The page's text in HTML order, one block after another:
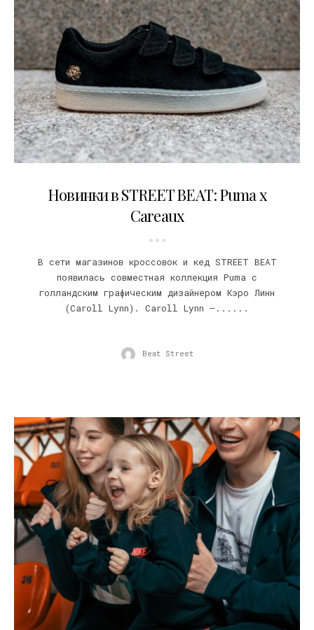
Новинки в STREET BEAT: Puma x
Careaux
В сети магазинов кроссовок и кед STREET BEAT
появилась совместная коллекция Puma с
голландским графическим дизайнером Кэро Линн
(Caroll Lynn). Caroll Lynn –......
Beat Street